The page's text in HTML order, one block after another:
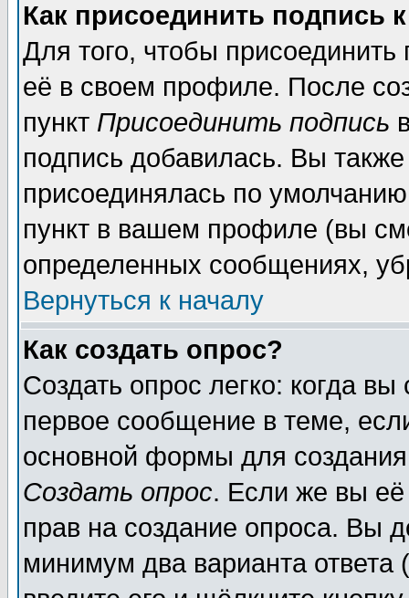
Как присоединить подпись
Для того, чтобы
её в своем профиле. После
пункт Присоединить подпись
подпись добавилась. Вы
присоединялась по
пункт в вашем профиле (вы
определенных сообщениях,
Вернуться к началу
Как создать опрос?
Создать опрос легко: когда
первое сообщение в теме,
основной формы для
Создать опрос. Если же вы её
прав на создание опроса. Вы
минимум два варианта ответа